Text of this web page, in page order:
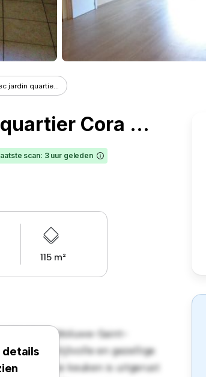
jardin quartie...
Appartement 3 ch. avec jardin quartier Cora Woluwe
scan: 3 uur geleden
115 m²
72, 1200 Woluwe-Saint-
een stijlvolle en gezellige
de strakke keuken is uitgerust